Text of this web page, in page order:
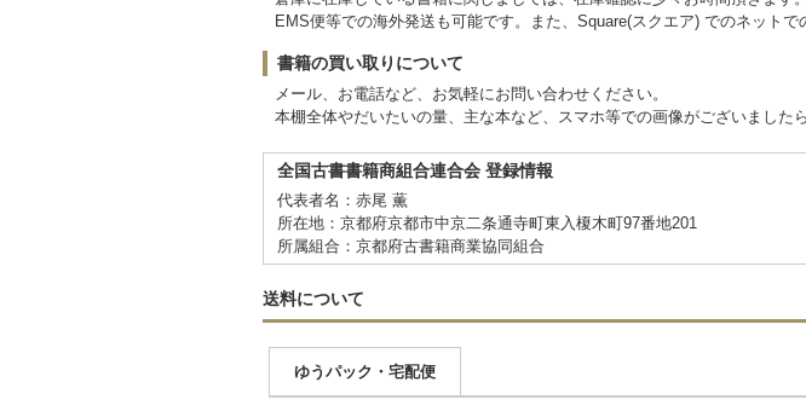
EMS便等での海外発送も可能です。また、Square(スクエア) でのネットで
書籍の買い取りについて
メール、お電話など、お気軽にお問い合わせください。
本棚全体やだいたいの量、主な本など、スマホ等での画像がございました
全国古書書籍商組合連合会 登録情報
代表者名：赤尾 薫
所在地：京都府京都市中京二条通寺町東入榎木町97番地201
所属組合：京都府古書籍商業協同組合
送料について
ゆうパック・宅配便